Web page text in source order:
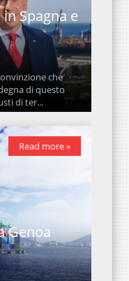
Spagna e
che
di questo
di ter...
Genoa
Read more »